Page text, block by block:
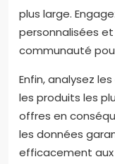
plus large.
personnalisées
communauté
Enfin, analysez
les produits les
offres en
les données
efficacement aux